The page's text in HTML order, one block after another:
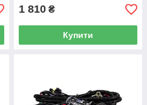
1 810 ₴
Купити